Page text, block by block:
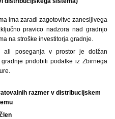
ima zaradi zagotovitve zanesljivega
pravico nadzora nad gradnjo
na stroške investitorja gradnje.
ali poseganja v prostor je dolžan
pridobiti podatke iz Zbirnega
razmer v distribucijskem